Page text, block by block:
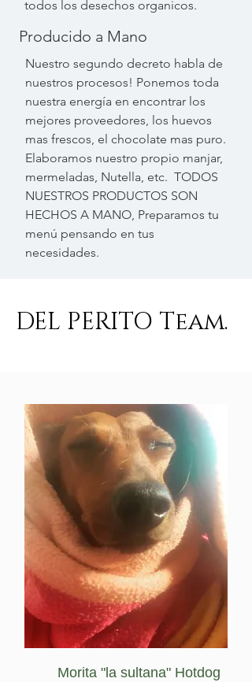
todos los desechos organicos.
Producido a Mano
Nuestro segundo decreto habla de
nuestros procesos! Ponemos toda
nuestra energía en encontrar los
mejores proveedores, los huevos
mas frescos, el chocolate mas puro.
Elaboramos nuestro propio manjar,
mermeladas, Nutella, etc. TODOS
NUESTROS PRODUCTOS SON
HECHOS A MANO, Preparamos tu
menú pensando en tus
necesidades.
DEL PERITO Team.
Morita "la sultana" Hotdog